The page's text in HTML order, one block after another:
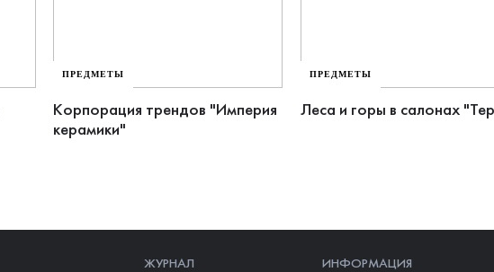
ПРЕДМЕТЫ
Корпорация трендов "Империя
керамики"
ПРЕДМЕТЫ
Леса и горы в салонах
ЖУРНАЛ ИНФОРМАЦИЯ